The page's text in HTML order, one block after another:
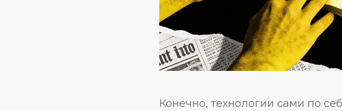
Конечно, технологии сами по